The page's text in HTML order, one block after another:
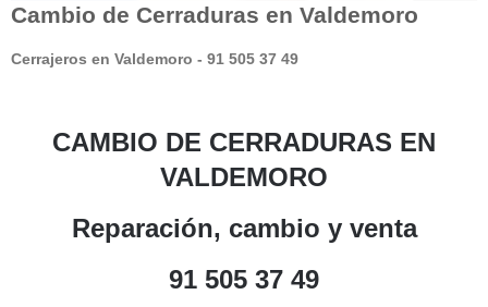
Cambio de Cerraduras en Valdemoro
Cerrajeros en Valdemoro - 91 505 37 49
CAMBIO DE CERRADURAS EN
VALDEMORO
Reparación, cambio y venta
91 505 37 49